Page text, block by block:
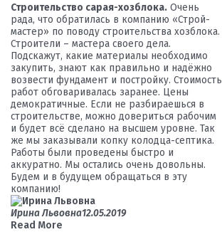
Строительство сарая-хозблока. Очень
рада, что обратилась в компанию «Строй-
мастер» по поводу строительства хозблока.
Строители – мастера своего дела.
Подскажут, какие материалы необходимо
закупить, знают как правильно и надёжно
возвести фундамент и постройку. Стоимость
работ обговаривалась заранее. Цены
демократичные. Если не разбираешься в
строительстве, можно довериться рабочим
и будет всё сделано на высшем уровне. Так
же мы заказывали копку колодца-септика.
Работы были проведены быстро и
аккуратно. Мы остались очень довольны.
Будем и в будущем обращаться в эту
компанию!
Ирина Львовна12.05.2019
Read More